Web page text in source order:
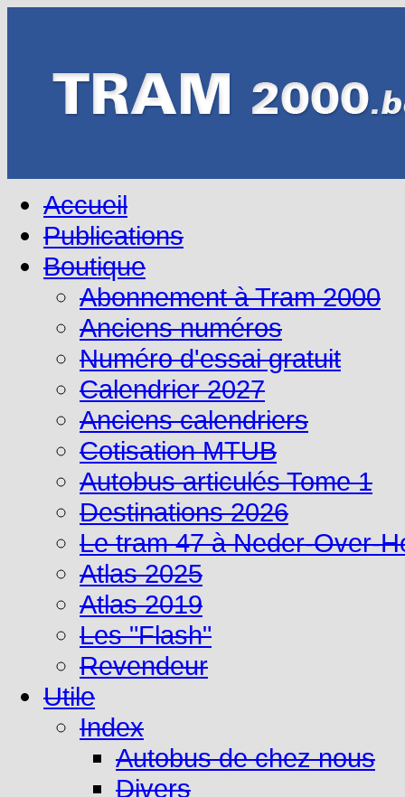
Accueil
Publications
Boutique
Abonnement à Tram 2000
Anciens numéros
Numéro d'essai gratuit
Calendrier 2027
Anciens calendriers
Cotisation MTUB
Autobus articulés Tome 1
Destinations 2026
Le tram 47 à Neder-Over-
Atlas 2025
Atlas 2019
Les "Flash"
Revendeur
Utile
Index
Autobus de chez nous
Divers